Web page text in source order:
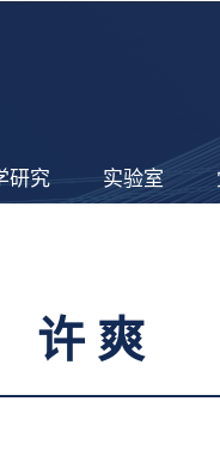
研究 实验室
许爽